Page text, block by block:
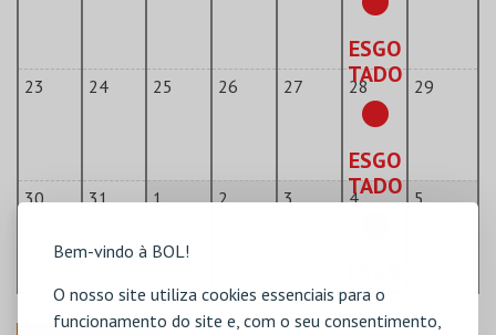
Bem-vindo à BOL!
O nosso site utiliza cookies essenciais para o
funcionamento do site e, com o seu consentimento,
ESGO
TADO
23 24 25 26 27 28
ESGO
TADO
29
30 31 1 2 3 4
TADO
5